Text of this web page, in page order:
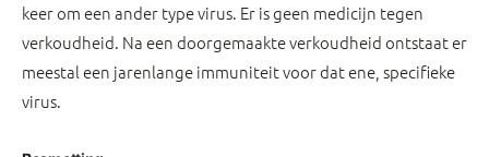
keer om een ander type virus. Er is geen medicijn tegen
verkoudheid. Na een doorgemaakte verkoudheid ontstaat er
meestal een jarenlange immuniteit voor dat ene, specifieke
virus.